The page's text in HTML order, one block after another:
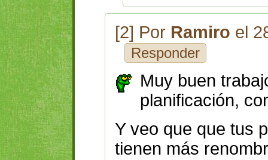
[2] Por Ramiro el
Responder
Muy buen
planificación,
Y veo que que tus
tienen más